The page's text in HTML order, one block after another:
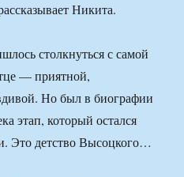
Никита.
столкнуться с самой
— приятной,
Но был в биографии
этап, который остался
Это детство Высоцкого…